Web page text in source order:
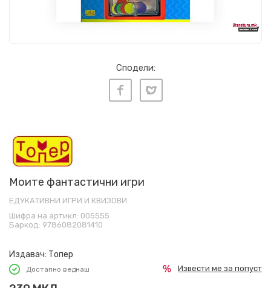
Сподели:
Моите фантастични игри
ЕДУКАТИВНИ ИГРИ И КВИЗОВИ
Шифра на артикл: 005555
Баркод: 9786082081410
Издавач: Топер
Достапно веднаш Извести ме за попуст